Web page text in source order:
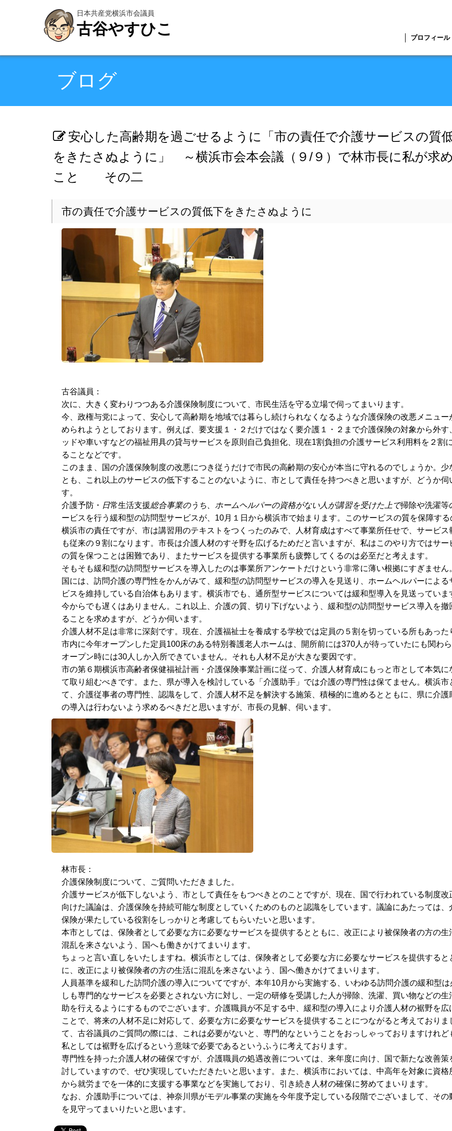
日本共産党横浜市会議員
古谷やすひこ プロフィール
ブログ
安心した高齢期を過ごせるように「市の責任で介護サービスの質
をきたさぬように」 ～横浜市会本会議（９/９）で林市長に私が求
こと その二
市の責任で介護サービスの質低下をきたさぬように
古谷議員：
次に、大きく変わりつつある介護保険制度について、市民生活を守る立場で伺ってまいります。
今、政権与党によって、安心して高齢期を地域では暮らし続けられなくなるような介護保険の改悪メニュー
められようとしております。例えば、要支援１・２だけではなく要介護１・２まで介護保険の対象から外す
ッドや車いすなどの福祉用具の貸与サービスを原則自己負担化、現在1割負担の介護サービス利用料を２割
ることなどです。
このまま、国の介護保険制度の改悪につき従うだけで市民の高齢期の安心が本当に守れるのでしょうか。少
とも、これ以上のサービスの低下することのないように、市として責任を持つべきと思いますが、どうか伺
す。
介護予防・ 日常生活支援総合事業のうち、ホームヘルパーの資格がない人が講習を受けた上で掃除や洗濯等
ービスを行う緩和型の訪問型サービスが、10月１日から横浜市で始まります。このサービスの質を保障する
横浜市の責任ですが、市は講習用のテキストをつくったのみで、人材育成はすべて事業所任せで、サービス
も従来の９割になります。市長は介護人材のすそ野を広げるためだと言いますが、私はこのやり方ではサー
の質を保つことは困難であり、またサービスを提供する事業所も疲弊してくるのは必至だと考えます。
そもそも緩和型の訪問型サービスを導入したのは事業所アンケートだけという非常に薄い根拠にすぎません
国には、訪問介護の専門性をかんがみて、緩和型の訪問型サービスの導入を見送り、ホームヘルパーによる
ビスを維持している自治体もあります。横浜市でも、通所型サービスについては緩和型導入を見送っていま
今からでも遅くはありません。これ以上、介護の質、切り下げないよう、緩和型の訪問型サービス導入を撤
ることを求めますが、どうか伺います。
介護人材不足は非常に深刻です。現在、介護福祉士を養成する学校では定員の５割を切っている所もあった
市内に今年オープンした定員100床のある特別養護老人ホームは、開所前には370人が待っていたにも関わら
オープン時には30人しか入所できていません。それも人材不足が大きな要因です。
市の第６期横浜市高齢者保健福祉計画・介護保険事業計画に従って、介護人材育成にもっと市として本気に
て取り組むべきです。また、県が導入を検討している「介護助手」では介護の専門性は保てません。横浜市
て、介護従事者の専門性、認識をして、介護人材不足を解決する施策、積極的に進めるとともに、県に介護
の導入は行わないよう求めるべきだと思いますが、市長の見解、伺います。
林市長：
介護保険制度について、ご質問いただきました。
介護サービスが低下しないよう、市として責任をもつべきとのことですが、現在、国で行われている制度改
向けた議論は、介護保険を持続可能な制度としていくためのものと認識をしています。議論にあたっては、
保険が果たしている役割をしっかりと考慮してもらいたいと思います。
本市としては、保険者として必要な方に必要なサービスを提供するとともに、改正により被保険者の方の生
混乱を来さないよう、国へも働きかけてまいります。
ちょっと言い直しをいたしますね。横浜市としては、保険者として必要な方に必要なサービスを提供すると
に、改正により被保険者の方の生活に混乱を来さないよう、国へ働きかけてまいります。
人員基準を緩和した訪問介護の導入についてですが、本年10月から実施する、いわゆる訪問介護の緩和型は
しも専門的なサービスを必要とされない方に対し、一定の研修を受講した人が掃除、洗濯、買い物などの生
助を行えるようにするものでございます。介護職員が不足する中、緩和型の導入により介護人材の裾野を広
ことで、将来の人材不足に対応して、必要な方に必要なサービスを提供することにつながると考えておりま
て、古谷議員のご質問の際には、これは必要がないと、専門的なということをおっしゃっておりますけれど
私としては裾野を広げるという意味で必要であるというふうに考えております。
専門性を持った介護人材の確保ですが、介護職員の処遇改善については、来年度に向け、国で新たな改善策
討していますので、ぜひ実現していただきたいと思います。また、横浜市においては、中高年を対象に資格
から就労までを一体的に支援する事業などを実施しており、引き続き人材の確保に努めてまいります。
なお、介護助手については、神奈川県がモデル事業の実施を今年度予定している段階でございまして、その
を見守ってまいりたいと思います。